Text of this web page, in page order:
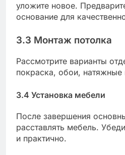
уложите новое.
основание для
3.3 Монтаж потолка
Рассмотрите варианты
покраска, обои, натяжные
3.4 Установка мебели
После завершения
расставлять мебель.
и практично.